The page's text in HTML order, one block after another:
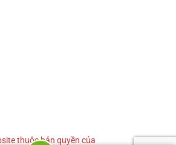
thuộc bản quyền của